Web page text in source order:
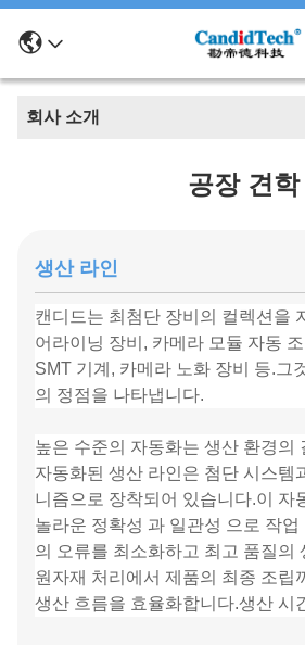
회사 소개
공장 견학
생산 라인
캔디드는 최첨단 장비의 컬렉션을
어라이닝 장비, 카메라 모듈 자동
SMT 기계, 카메라 노화 장비 등.그
의 정점을 나타냅니다.
높은 수준의 자동화는 생산 환경의
자동화된 생산 라인은 첨단 시스템
니즘으로 장착되어 있습니다.이 자
놀라운 정확성 과 일관성 으로 작
의 오류를 최소화하고 최고 품질의
원자재 처리에서 제품의 최종 조립
생산 흐름을 효율화합니다.생산 시